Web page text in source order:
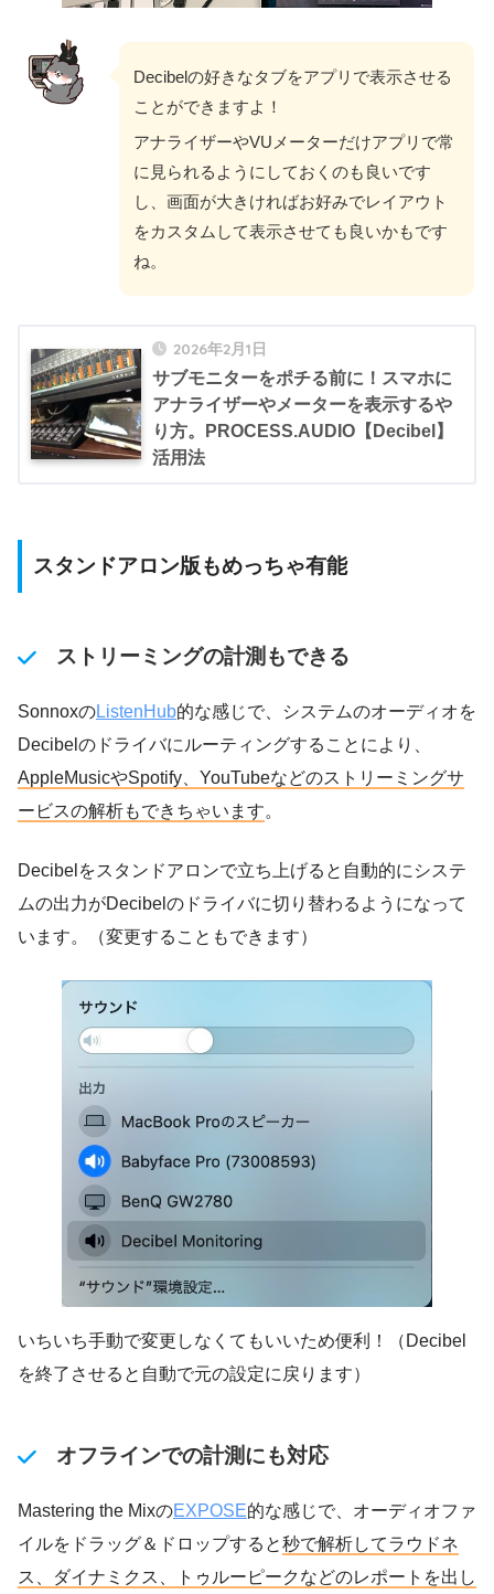
Decibelの好きなタブをアプリで表示させる
ことができますよ！
アナライザーやVUメーターだけアプリで常
に見られるようにしておくのも良いです
し、画面が大きければお好みでレイアウト
をカスタムして表示させても良いかもです
ね。
2026年2月1日
サブモニターをポチる前に！スマホに
アナライザーやメーターを表示するや
り方。PROCESS.AUDIO【Decibel】
活用法
スタンドアロン版もめっちゃ有能
ストリーミングの計測もできる
SonnoxのListenHub的な感じで、システムのオーディオを
Decibelのドライバにルーティングすることにより、
AppleMusicやSpotify、YouTubeなどのストリーミングサ
ービスの解析もできちゃいます。
Decibelをスタンドアロンで立ち上げると自動的にシステ
ムの出力がDecibelのドライバに切り替わるようになって
います。（変更することもできます）
いちいち手動で変更しなくてもいいため便利！（Decibel
を終了させると自動で元の設定に戻ります）
オフラインでの計測にも対応
Mastering the MixのEXPOSE的な感じで、オーディオファ
イルをドラッグ＆ドロップすると秒で解析してラウドネ
ス、ダイナミクス、トゥルーピークなどのレポートを出し